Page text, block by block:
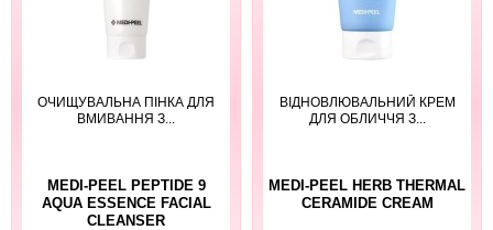
ОЧИЩУВАЛЬНА ПІНКА ДЛЯ
ВМИВАННЯ З...
MEDI-PEEL PEPTIDE 9
AQUA ESSENCE FACIAL
CLEANSER
ВІДНОВЛЮВАЛЬНИЙ КРЕМ
ДЛЯ ОБЛИЧЧЯ З...
MEDI-PEEL HERB THERMAL
CERAMIDE CREAM